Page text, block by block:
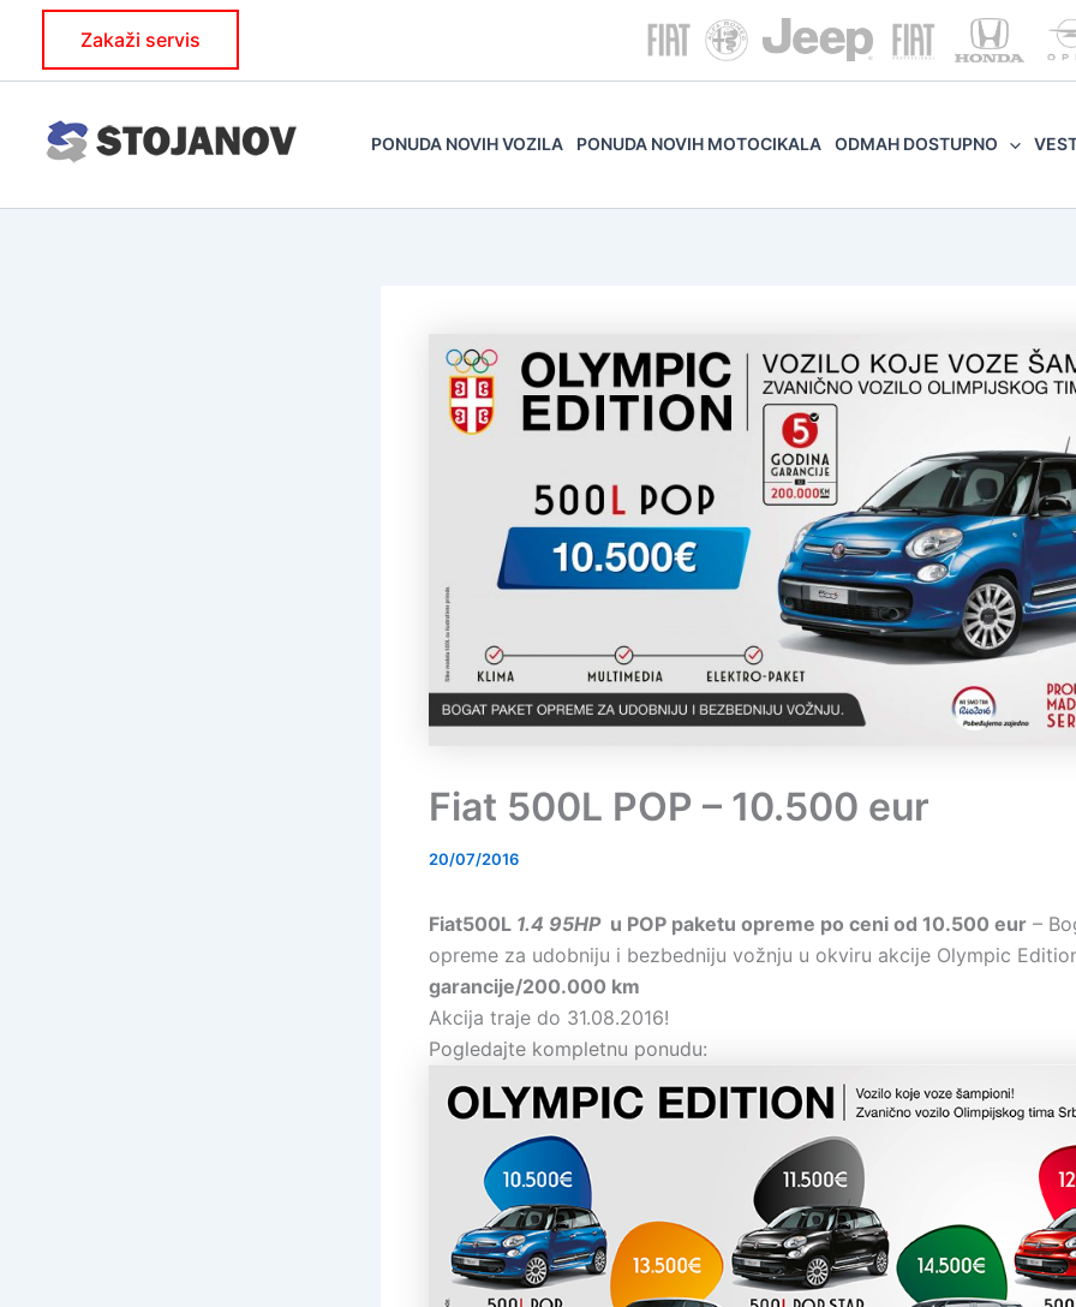
content
Zakaži servis
PONUDA NOVIH VOZILA PONUDA NOVIH MOTOCIKALA ODMAH DOSTUPNO
Fiat 500L POP – 10.500 eur
20/07/2016
Fiat500L 1.4 95HP u POP paketu opreme po ceni od 10.500 eur –
opreme za udobniju i bezbedniju vožnju u okviru akcije Olympic
garancije/200.000 km
Akcija traje do 31.08.2016!
Pogledajte kompletnu ponudu: